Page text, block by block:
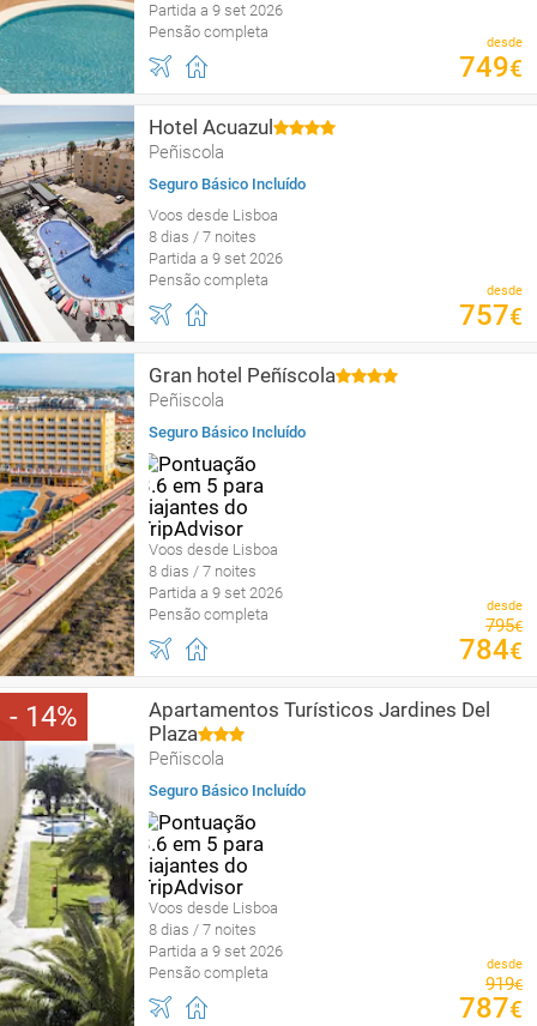
Partida a 9 set 2026
Pensão completa
desde
749€
Hotel Acuazul
Peñiscola
Seguro Básico Incluído
Voos desde Lisboa
8 dias / 7 noites
Partida a 9 set 2026
Pensão completa
desde
757€
Gran hotel Peñíscola
Peñiscola
Seguro Básico Incluído
Voos desde Lisboa
8 dias / 7 noites
Partida a 9 set 2026
Pensão completa
desde
795€
784€
14
Apartamentos Turísticos Jardines Del
Plaza
Peñiscola
Seguro Básico Incluído
Voos desde Lisboa
8 dias / 7 noites
Partida a 9 set 2026
Pensão completa
desde
919€
787€